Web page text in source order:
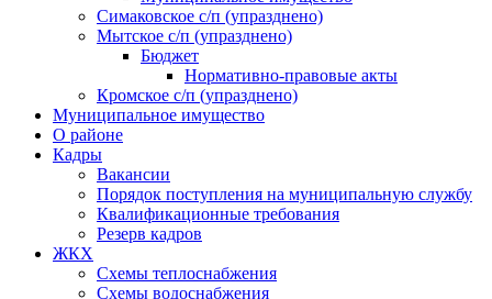
Симаковское с/п (упразднено)
Мытское с/п (упразднено)
Бюджет
Нормативно-правовые акты
Кромское с/п (упразднено)
Муниципальное имущество
О районе
Кадры
Вакансии
Порядок поступления на муниципальную службу
Квалификационные требования
Резерв кадров
ЖКХ
Схемы теплоснабжения
Схемы водоснабжения